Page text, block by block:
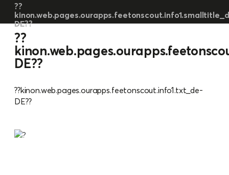
??
DE??
??
DE??
??kinon.web.pages.ourapps.feetonscout.info1.txt_de-
DE??